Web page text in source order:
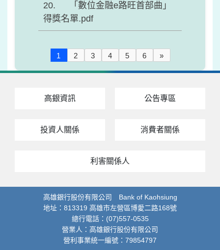
「數位金融e路旺首部曲」
得獎名單.pdf
1 2 3 4 5 6 »
高銀資訊 公告專區
投資人關係 消費者關係
利害關係人
高雄銀行股份有限公司 Bank of Kaohsiung
地址：813319 高雄市左營區博愛二路168號
總行電話：(07)557-0535
營業人：高雄銀行股份有限公司
營利事業統一編號：79854797